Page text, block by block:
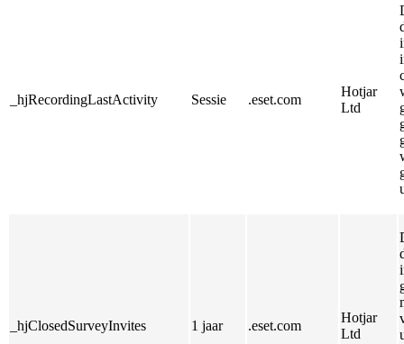
_hjRecordingLastActivity Sessie .eset.com
Hotjar
Ltd
_hjClosedSurveyInvites 1 jaar .eset.com
Hotjar
Ltd